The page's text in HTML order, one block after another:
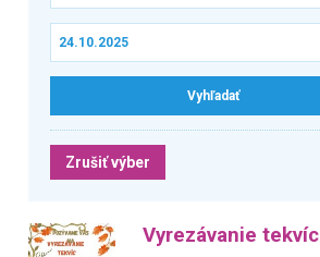
Zrušiť výber
Vyrezávanie tekvíc